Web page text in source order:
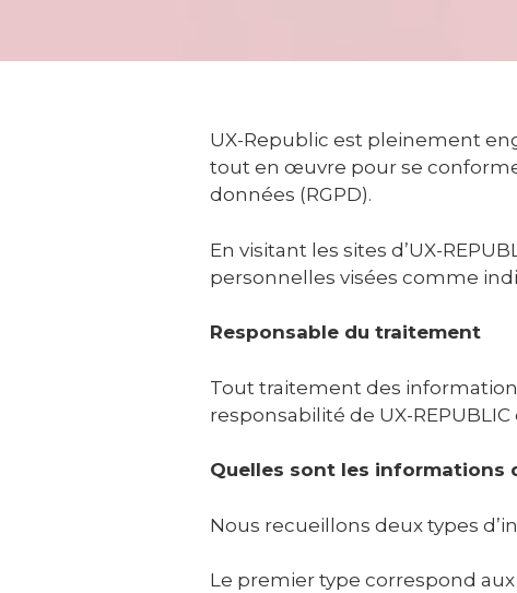
UX-Republic est pleinement
tout en œuvre pour se
données (RGPD).
En visitant les sites d’UX-
personnelles visées comme
Responsable du traitement
Tout traitement des
responsabilité de UX-
Quelles sont les informations
Nous recueillons deux types
Le premier type correspond